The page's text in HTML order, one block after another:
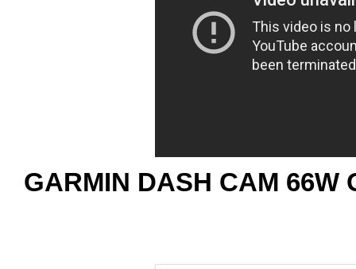
GARMIN DASH CAM 66W